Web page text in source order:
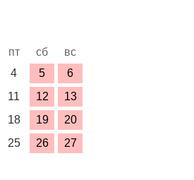
пт сб
вс
4 5
6
11 12
13
18 19
20
25 26
27